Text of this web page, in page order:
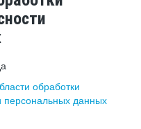
обработки
персональных данных